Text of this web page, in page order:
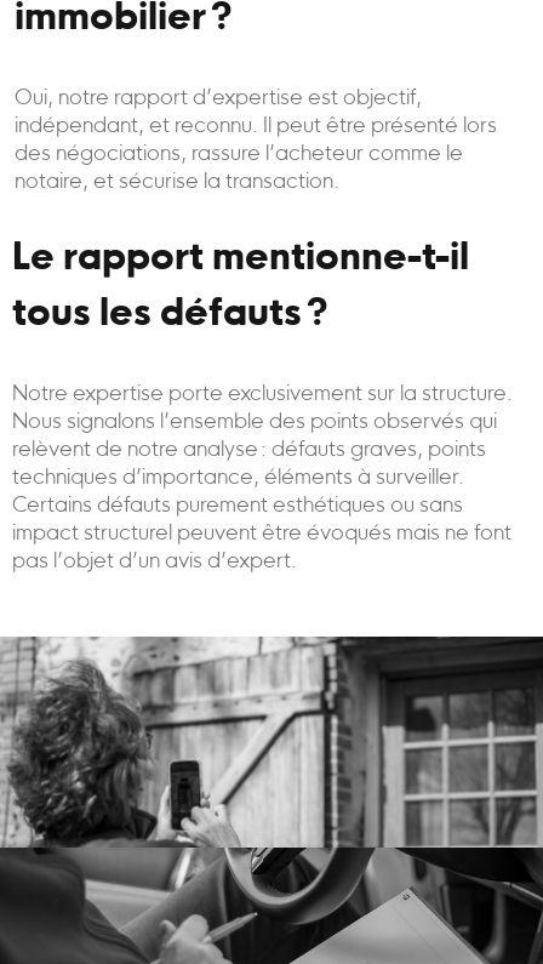
immobilier ?
Oui, notre rapport d’expertise est objectif,
indépendant, et reconnu. Il peut être présenté lors
des négociations, rassure l’acheteur comme le
notaire, et sécurise la transaction.
Le rapport mentionne-t-il
tous les défauts ?
Notre expertise porte exclusivement sur la structure.
Nous signalons l’ensemble des points observés qui
relèvent de notre analyse : défauts graves, points
techniques d’importance, éléments à surveiller.
Certains défauts purement esthétiques ou sans
impact structurel peuvent être évoqués mais ne font
pas l’objet d’un avis d’expert.